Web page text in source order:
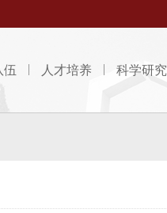
伍 人才培养 科学研究